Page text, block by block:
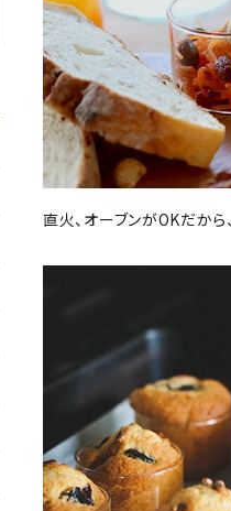
直火、オーブンがOKだから